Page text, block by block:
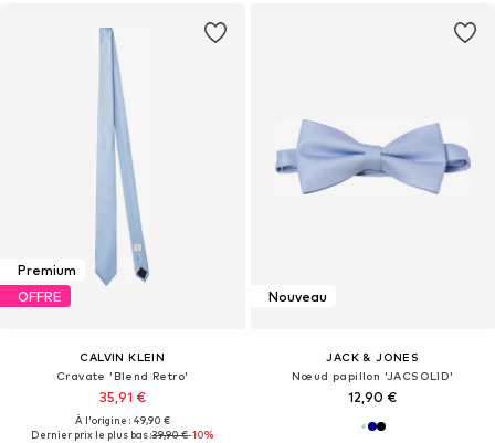
Premium
OFFRE
CALVIN KLEIN
Cravate 'Blend Retro'
35,91 €
À l'origine : 49,90 €
Dernier prix le plus bas :39,90 €-10%
Nouveau
JACK & JONES
Nœud papillon 'JACSOLID'
12,90 €